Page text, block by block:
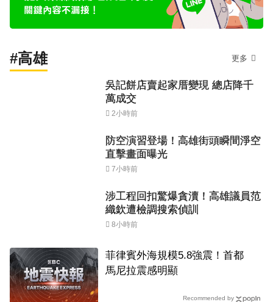
#高雄 更多
吳記餅店賣起家厝變現 總店降千
萬成交
2小時前
防空演習登場！高雄街頭瞬間淨空
直擊畫面曝光
7小時前
涉工程回扣驚爆貪瀆！高雄議員范
織欽遭檢調搜索偵訓
8小時前
菲律賓外海規模5.8強震！首都
馬尼拉震感明顯
Recommended by